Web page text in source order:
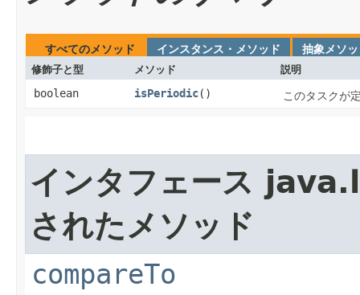
すべてのメソッド インスタンス・メソッド 抽象メソ
修飾子と型 メソッド 説明
boolean isPeriodic() このタスクが
インタフェース
されたメソッド
compareTo